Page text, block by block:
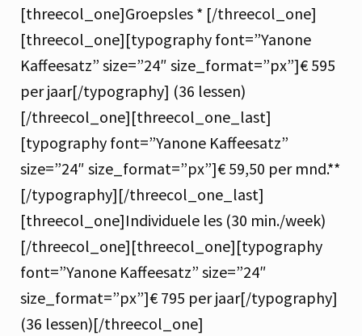
[threecol_one]Groepsles * [/threecol_one]
[threecol_one][typography font=”Yanone
Kaffeesatz” size=”24″ size_format=”px”]€ 595
per jaar[/typography] (36 lessen)
[/threecol_one][threecol_one_last]
[typography font=”Yanone Kaffeesatz”
size=”24″ size_format=”px”]€ 59,50 per mnd.**
[/typography][/threecol_one_last]
[threecol_one]Individuele les (30 min./week)
[/threecol_one][threecol_one][typography
font=”Yanone Kaffeesatz” size=”24″
size_format=”px”]€ 795 per jaar[/typography]
(36 lessen)[/threecol_one]